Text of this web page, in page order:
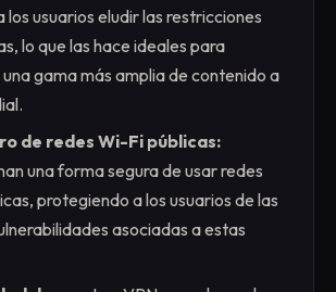
los usuarios eludir las restricciones
lo que las hace ideales para
gama más amplia de contenido a
de redes Wi-Fi públicas:
una forma segura de usar redes
protegiendo a los usuarios de las
asociadas a estas